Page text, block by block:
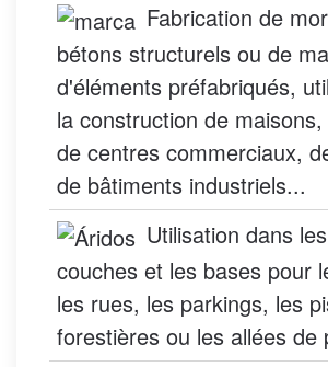
Fabrication de
bétons structurels ou de
d'éléments préfabriqués,
la construction de
de centres commerciaux,
de bâtiments industriels...
Utilisation dans
couches et les bases pour
les rues, les parkings, les
forestières ou les allées de